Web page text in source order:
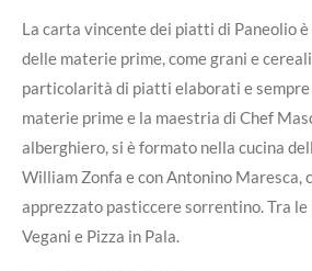
La carta vincente dei piatti di Paneolio
delle materie prime, come grani e
particolarità di piatti elaborati e sempre
materie prime e la maestria di Chef
alberghiero, si è formato nella cucina
William Zonfa e con Antonino Maresca,
apprezzato pasticcere sorrentino. Tra
Vegani e Pizza in Pala.